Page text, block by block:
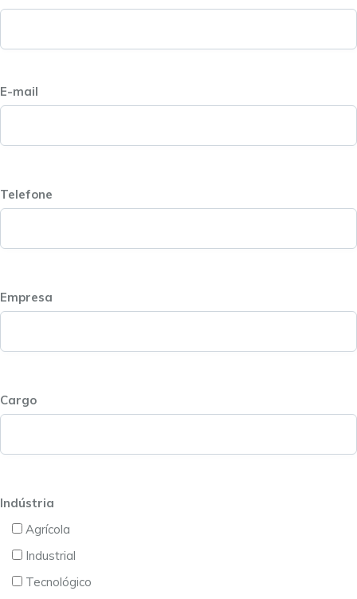
E-mail
Telefone
Empresa
Cargo
Indústria
Agrícola
Industrial
Tecnológico